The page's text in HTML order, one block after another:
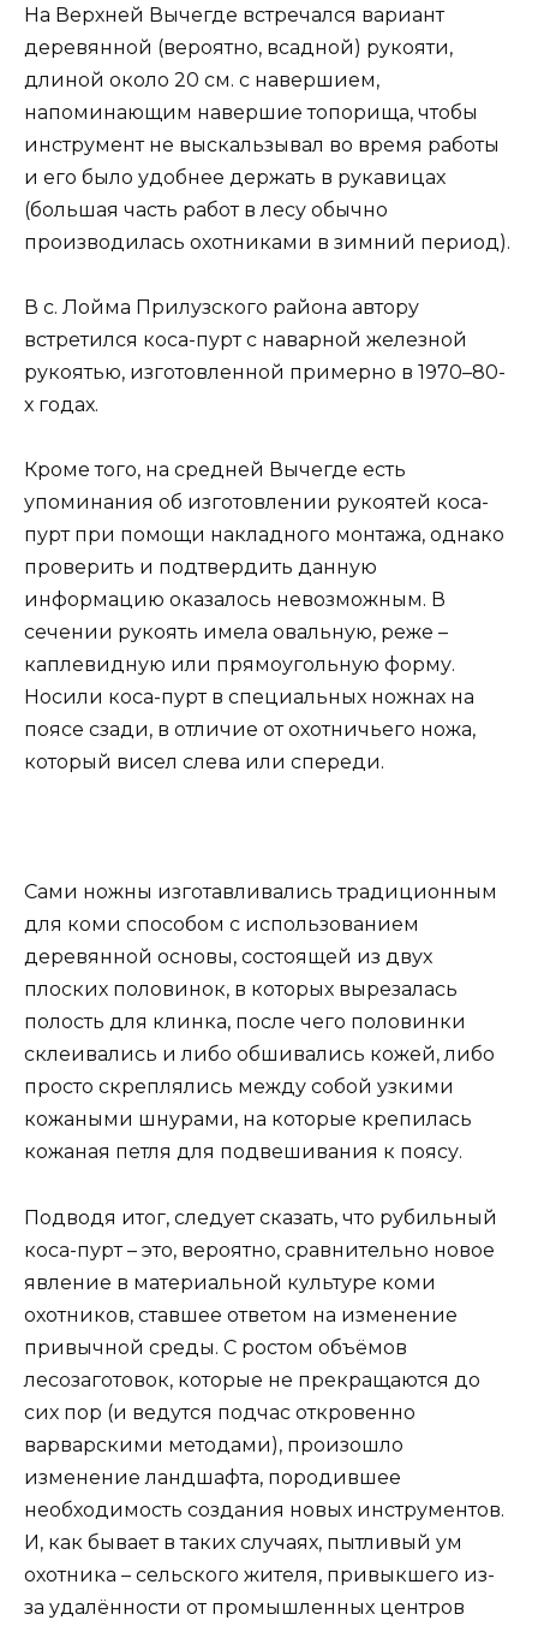
На Верхней Вычегде встречался вариант
деревянной (вероятно, всадной) рукояти,
длиной около 20 см. с навершием,
напоминающим навершие топорища, чтобы
инструмент не выскальзывал во время работы
и его было удобнее держать в рукавицах
(большая часть работ в лесу обычно
производилась охотниками в зимний период).
В с. Лойма Прилузского района автору
встретился коса-пурт с наварной железной
рукоятью, изготовленной примерно в 1970–80-
х годах.
Кроме того, на средней Вычегде есть
упоминания об изготовлении рукоятей коса-
пурт при помощи накладного монтажа, однако
проверить и подтвердить данную
информацию оказалось невозможным. В
сечении рукоять имела овальную, реже –
каплевидную или прямоугольную форму.
Носили коса-пурт в специальных ножнах на
поясе сзади, в отличие от охотничьего ножа,
который висел слева или спереди.
Сами ножны изготавливались традиционным
для коми способом с использованием
деревянной основы, состоящей из двух
плоских половинок, в которых вырезалась
полость для клинка, после чего половинки
склеивались и либо обшивались кожей, либо
просто скреплялись между собой узкими
кожаными шнурами, на которые крепилась
кожаная петля для подвешивания к поясу.
Подводя итог, следует сказать, что рубильный
коса-пурт – это, вероятно, сравнительно новое
явление в материальной культуре коми
охотников, ставшее ответом на изменение
привычной среды. С ростом объёмов
лесозаготовок, которые не прекращаются до
сих пор (и ведутся подчас откровенно
варварскими методами), произошло
изменение ландшафта, породившее
необходимость создания новых инструментов.
И, как бывает в таких случаях, пытливый ум
охотника – сельского жителя, привыкшего из-
за удалённости от промышленных центров